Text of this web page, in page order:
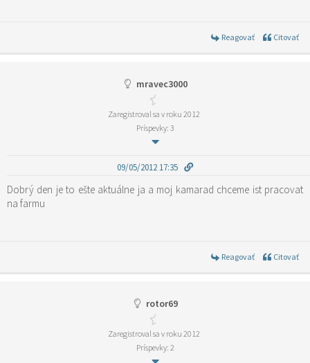
Reagovať Citovať
mravec3000
Zaregistroval sa v roku 2012
Príspevky: 3
09/05/2012 17:35
Dobrý den je to ešte aktuálne ja a moj kamarad chceme ist pracovat
na farmu
Reagovať Citovať
rotor69
Zaregistroval sa v roku 2012
Príspevky: 2